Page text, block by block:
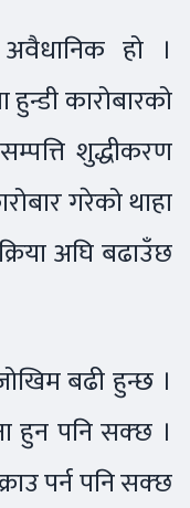
अवैधानिक हो ।
कारोबारको
शुद्धीकरण
गरेको थाहा
अघि बढाउँछ
बढी हुन्छ ।
हुन पनि सक्छ ।
पर्न पनि सक्छ